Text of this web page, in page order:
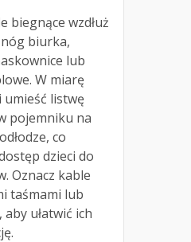
biegnące wzdłuż
biurka,
lub
W miarę
umieść listwę
pojemniku na
co
dzieci do
Oznacz kable
taśmami lub
ułatwić ich